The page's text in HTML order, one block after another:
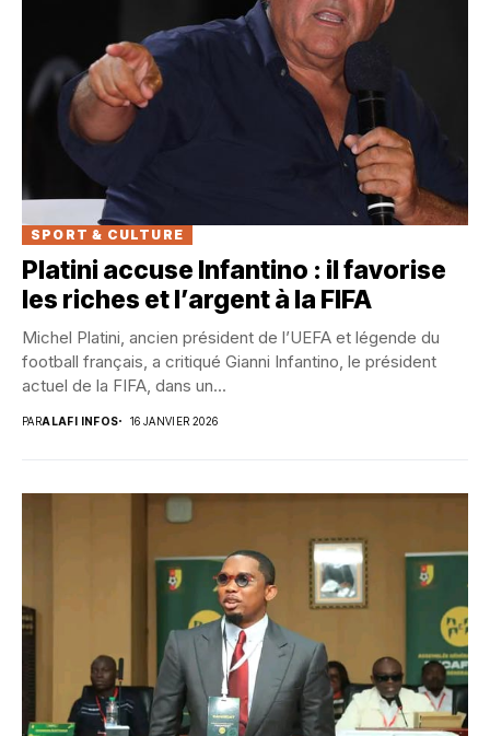
SPORT & CULTURE
Platini accuse Infantino : il favorise
les riches et l’argent à la FIFA
Michel Platini, ancien président de l’UEFA et légende du
football français, a critiqué Gianni Infantino, le président
actuel de la FIFA, dans un...
PARALAFI INFOS 16 JANVIER 2026